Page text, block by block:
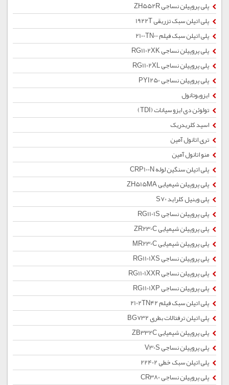
پلی پروپیلن نساجی ZH552R
پلی اتیلن سبک تزریقی 1922T
پلی اتیلن سبک فیلم 2100TN00
پلی پروپیلن نساجی RG1102XK
پلی پروپیلن نساجی RG1102XL
پلی پروپیلن نساجی PYI250
ایزوبوتانول
تولوئن دی ایزو سیانات (TDI)
اسید کلریدریک
تری اتانول آمین
منو اتانول آمین
پلی اتیلن سنگین لوله CRP100N
پلی پروپیلن شیمیایی ZH515MA
پلی وینیل کلراید S70
پلی پروپیلن نساجی RG1101S
پلی پروپیلن شیمیایی ZR230C
پلی پروپیلن شیمیایی MR230C
پلی پروپیلن نساجی RG1101XS
پلی پروپیلن نساجی RG1101XXR
پلی پروپیلن نساجی RG1101XP
پلی اتیلن سبک فیلم 2102TN42
پلی اتیلن ترفتالات بطری BG732
پلی پروپیلن شیمیایی ZB332C
پلی پروپیلن نساجی V30S
پلی اتیلن سبک خطی 22402
پلی پروپیلن نساجی CR380